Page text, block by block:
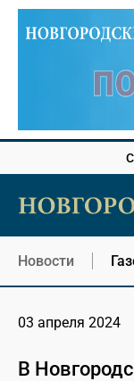
Новости
03 апреля 2024
В